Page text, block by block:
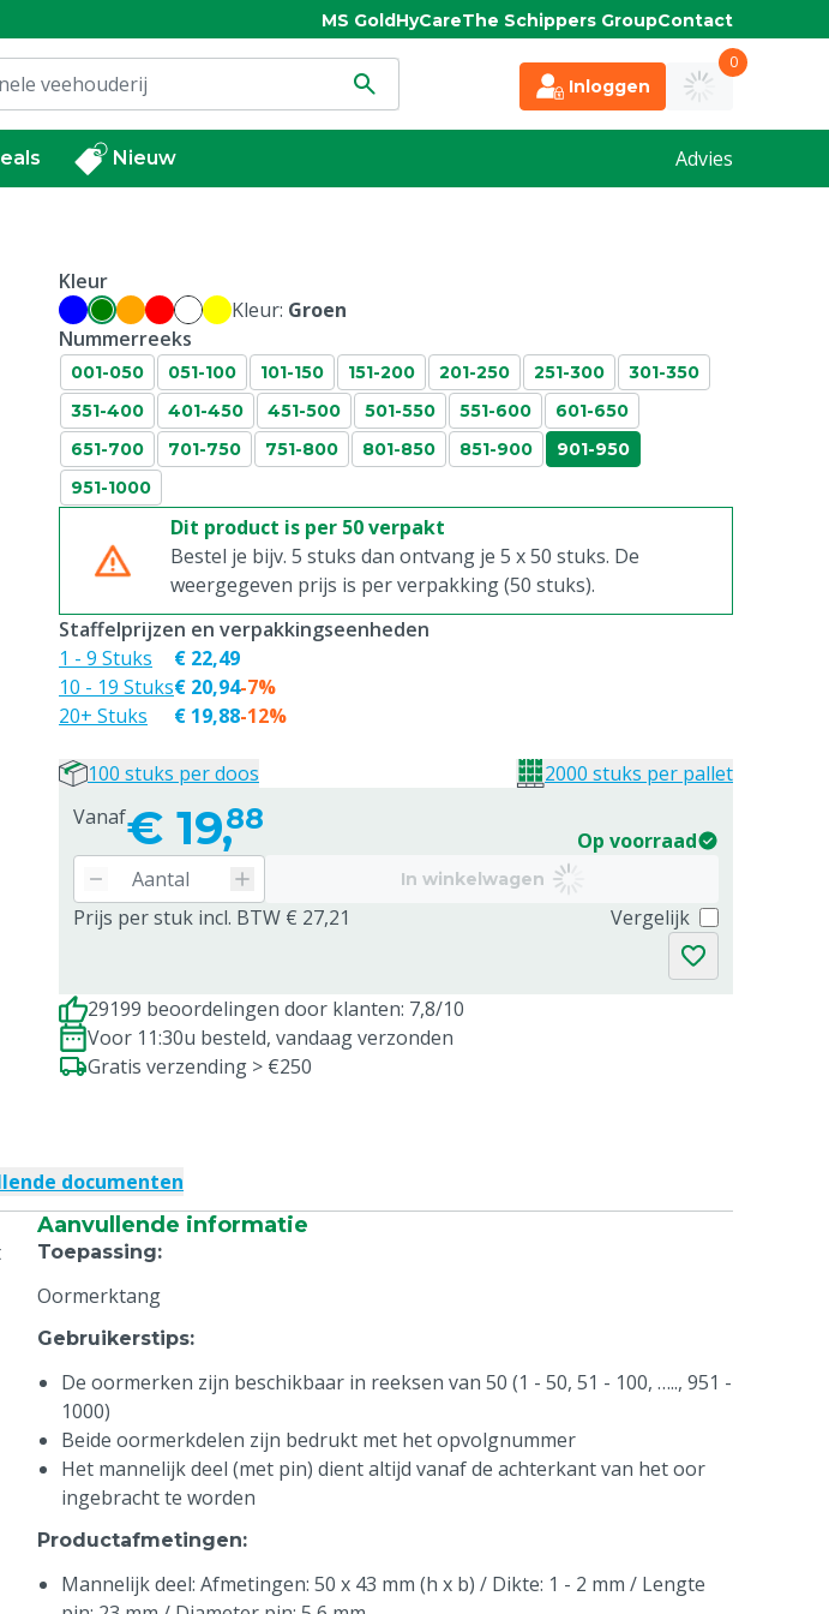
MS GoldHyCareThe Schippers GroupContact
Inloggen
0
Nieuw Advies
Kleur
Kleur: Groen
Nummerreeks
001-050 051-100 101-150 151-200 201-250 251-300
301-350
351-400
401-450 451-500 501-550 551-600
601-650
651-700
701-750 751-800 801-850 851-900
901-950
951-1000
Dit product is per 50 verpakt
Bestel je bijv. 5 stuks dan ontvang je 5 x 50 stuks. De
weergegeven prijs is per verpakking (50 stuks).
Vanaf€ 19,88
Op voorraad
In winkelwagen
Prijs per stuk incl. BTW € 27,21 Vergelijk
Staffelprijzen en verpakkingseenheden
1 - 9 Stuks
10 - 19 Stuks
20+ Stuks
€ 22,49
€ 20,94
€ 19,88
-7%
-12%
100 stuks per doos 2000 stuks per pallet
29199 beoordelingen door klanten: 7,8/10
Voor 11:30u besteld, vandaag verzonden
Gratis verzending > €250
documenten
Aanvullende informatie
Toepassing:
Oormerktang
Gebruikerstips:
De oormerken zijn beschikbaar in reeksen van 50 (1 - 50, 51 - 100, ….., 951 -
1000)
Beide oormerkdelen zijn bedrukt met het opvolgnummer
Het mannelijk deel (met pin) dient altijd vanaf de achterkant van het oor
ingebracht te worden
Productafmetingen:
Mannelijk deel: Afmetingen: 50 x 43 mm (h x b) / Dikte: 1 - 2 mm / Lengte